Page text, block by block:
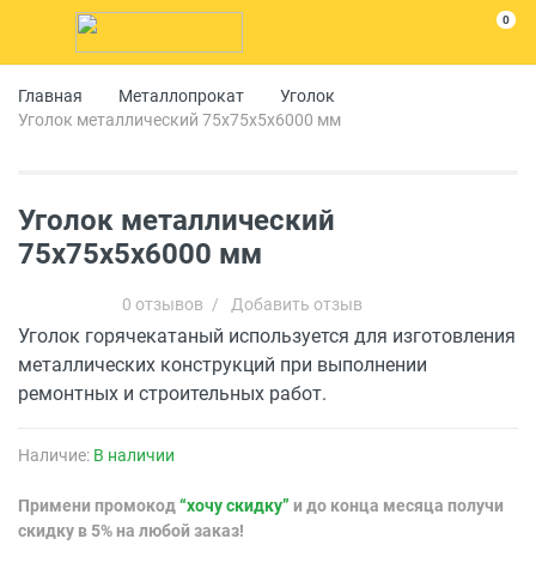
0
Главная Металлопрокат
Уголок
Уголок металлический 75x75x5x6000 мм
Уголок металлический
75x75x5x6000 мм
0 отзывов / Добавить отзыв
Уголок горячекатаный используется для изготовления
металлических конструкций при выполнении
ремонтных и строительных работ.
Наличие: В наличии
Примени промокод“хочу скидку” и до конца месяца получи
скидку в 5% на любой заказ!